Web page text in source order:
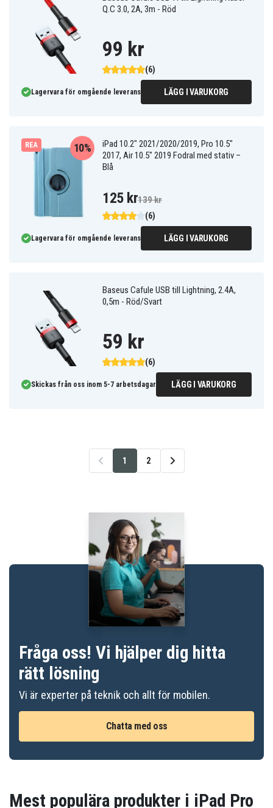
Q.C 3.0, 2A, 3m - Röd
(6)
99 kr
Lagervara för omgående leverans LÄGG I VARUKORG
REA
iPad 10.2" 2021/2020/2019, Pro 10.5"
2017, Air 10.5" 2019 Fodral med stativ –
Blå
(6)
10%
125 kr139 kr
Lagervara för omgående leverans LÄGG I VARUKORG
Baseus Cafule USB till Lightning, 2.4A,
0,5m - Röd/Svart
(6)
59 kr
Skickas från oss inom 5-7 arbetsdagar LÄGG I VARUKORG
1 2
Fråga oss! Vi hjälper dig hitta
rätt lösning
Vi är experter på teknik och allt för mobilen.
Chatta med oss
Mest populära produkter i iPad Pro